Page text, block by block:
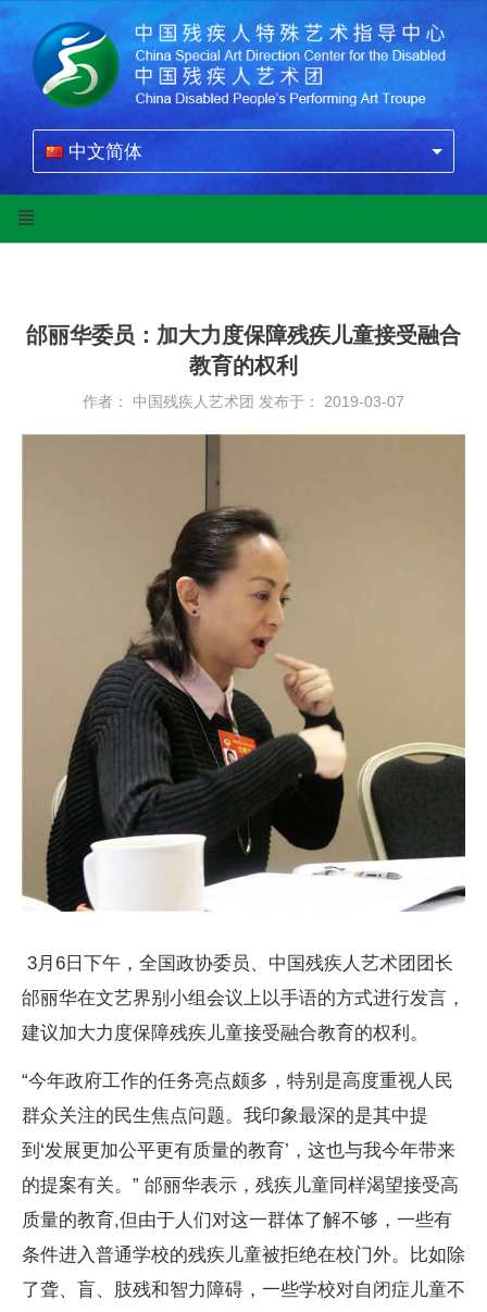
中文简体
邰丽华委员：加大力度保障残疾儿童接受融合
教育的权利
作者： 中国残疾人艺术团 发布于： 2019-03-07
3月6日下午，全国政协委员、中国残疾人艺术团团长
邰丽华在文艺界别小组会议上以手语的方式进行发言，
建议加大力度保障残疾儿童接受融合教育的权利。
“今年政府工作的任务亮点颇多，特别是高度重视人民
群众关注的民生焦点问题。我印象最深的是其中提
到‘发展更加公平更有质量的教育’，这也与我今年带来
的提案有关。” 邰丽华表示，残疾儿童同样渴望接受高
质量的教育,但由于人们对这一群体了解不够，一些有
条件进入普通学校的残疾儿童被拒绝在校门外。比如除
了聋、盲、肢残和智力障碍，一些学校对自闭症儿童不